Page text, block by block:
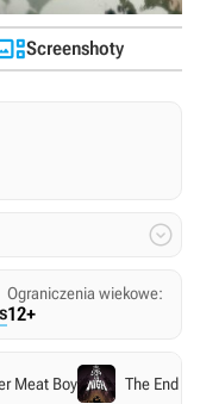
Screenshoty

Ograniczenia wiekowe:
12+
Meat Boy The End is